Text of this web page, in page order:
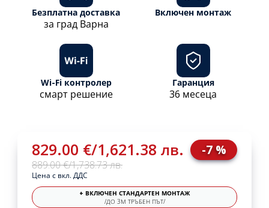
829.00 €/1,621.38 лв.
889.00 €/1,738.73 лв.
-7 %
Цена с вкл. ДДС
+ ВКЛЮЧЕН СТАНДАРТЕН МОНТАЖ
/ДО 3М ТРЪБЕН ПЪТ/
Безплатна доставка
за град Варна
Включен монтаж
Wi-Fi контролер
смарт решение
Гаранция
36 месеца